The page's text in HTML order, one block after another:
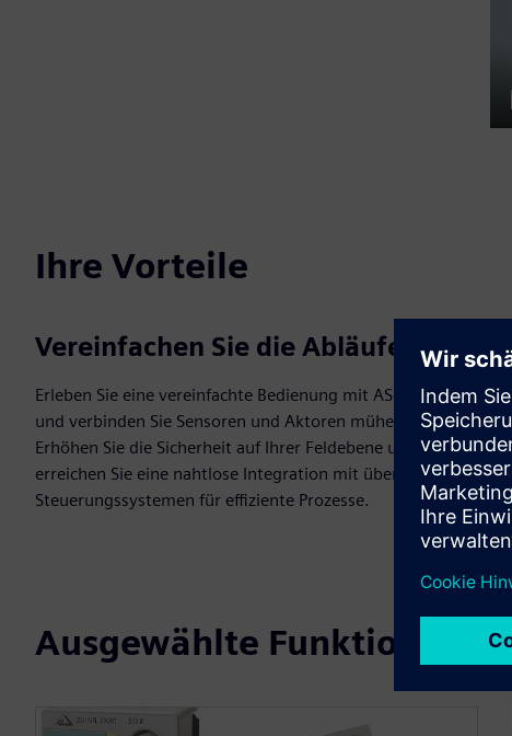
Ihre Vorteile
Vereinfachen Sie die Abläufe
Erleben Sie eine vereinfachte Bedienung mit AS-Interface
und verbinden Sie Sensoren und Aktoren mühelos.
Erhöhen Sie die Sicherheit auf Ihrer Feldebene und
erreichen Sie eine nahtlose Integration mit überlegenen
Steuerungssystemen für effiziente Prozesse.
Ausgewählte Funktionen